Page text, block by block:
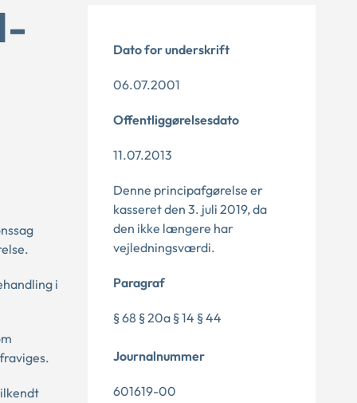
i
Dato for underskrift
06.07.2001
Offentliggørelsesdato
11.07.2013
Denne principafgørelse er
kasseret den 3. juli 2019, da
den ikke længere har
vejledningsværdi.
Paragraf
§ 68 § 20a § 14 § 44
Journalnummer
601619-00